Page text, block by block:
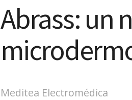
Abrass: un
Meditea Electromédica